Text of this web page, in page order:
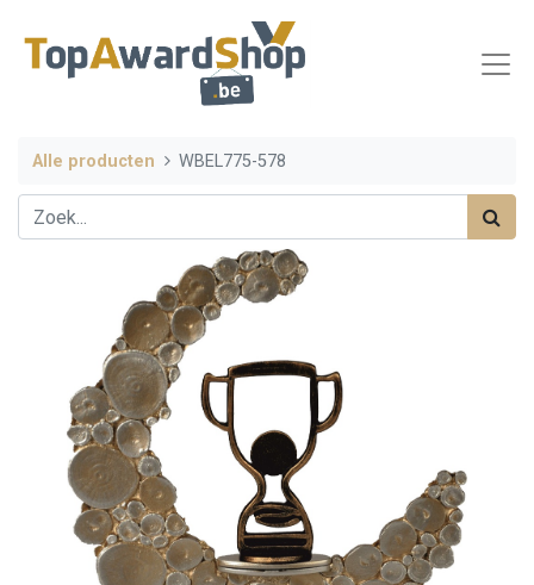
Alle producten WBEL775-578